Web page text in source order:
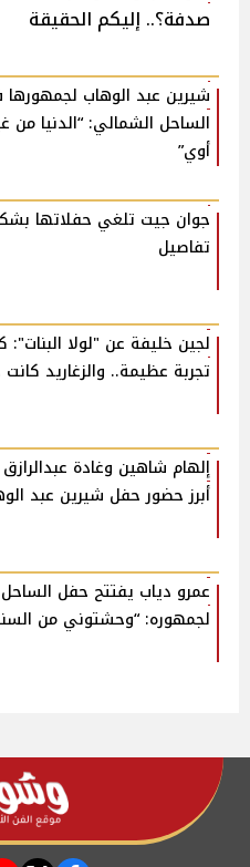
صدفة؟.. إليكم الحقيقة
شيرين عبد الوهاب
الساحل الشمالي: “الدنيا
أوي”
جوان جيت تلغي حفلاتها
تفاصيل
لجين خليفة عن "لولا
تجربة عظيمة.. والزغاريد
إلهام شاهين وغادة
أبرز حضور حفل شيرين عبد
عمرو دياب يفتتح حفل الساحل
لجمهوره: “وحشتوني من